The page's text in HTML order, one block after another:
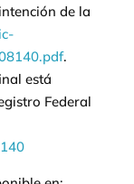
de la
.
está
Federal